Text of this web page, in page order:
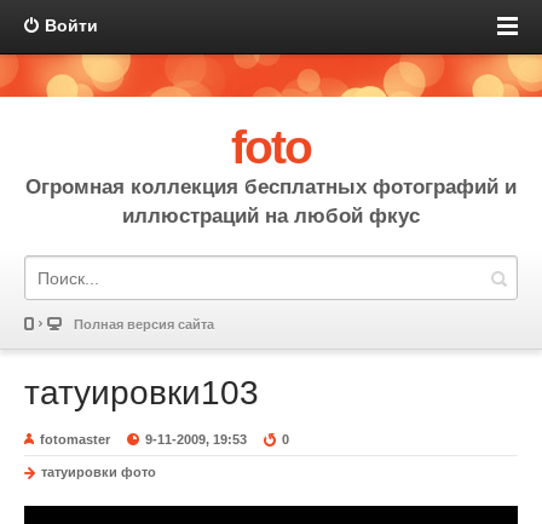
Войти
foto
Огромная коллекция бесплатных фотографий и
иллюстраций на любой фкус
Полная версия сайта
татуировки103
fotomaster 9-11-2009, 19:53 0
татуировки фото